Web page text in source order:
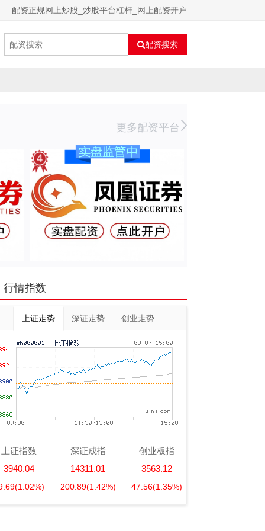
配资正规网上炒股_炒股平台杠杆_网上配资开户
配资搜索
更多配资平台
行情指数
上证走势 深证走势 创业走势
上证指数
3940.04
(1.02%)
深证成指
14311.01
200.89(1.42%)
创业板指
3563.12
47.56(1.35%)